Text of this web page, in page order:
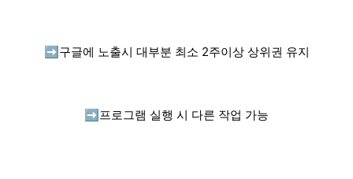
➡️ 구글에 노출시 대부분 최소 2주이상 상위권 유지
➡️ 프로그램 실행 시 다른 작업 가능